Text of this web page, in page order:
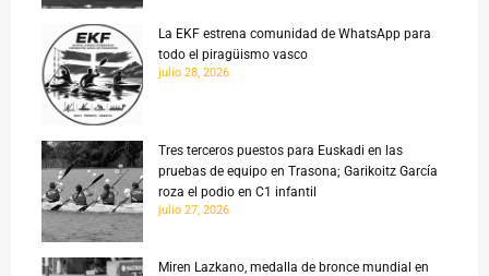
La EKF estrena comunidad de WhatsApp para
todo el piragüismo vasco
julio 28, 2026
Tres terceros puestos para Euskadi en las
pruebas de equipo en Trasona; Garikoitz García
roza el podio en C1 infantil
julio 27, 2026
Miren Lazkano, medalla de bronce mundial en